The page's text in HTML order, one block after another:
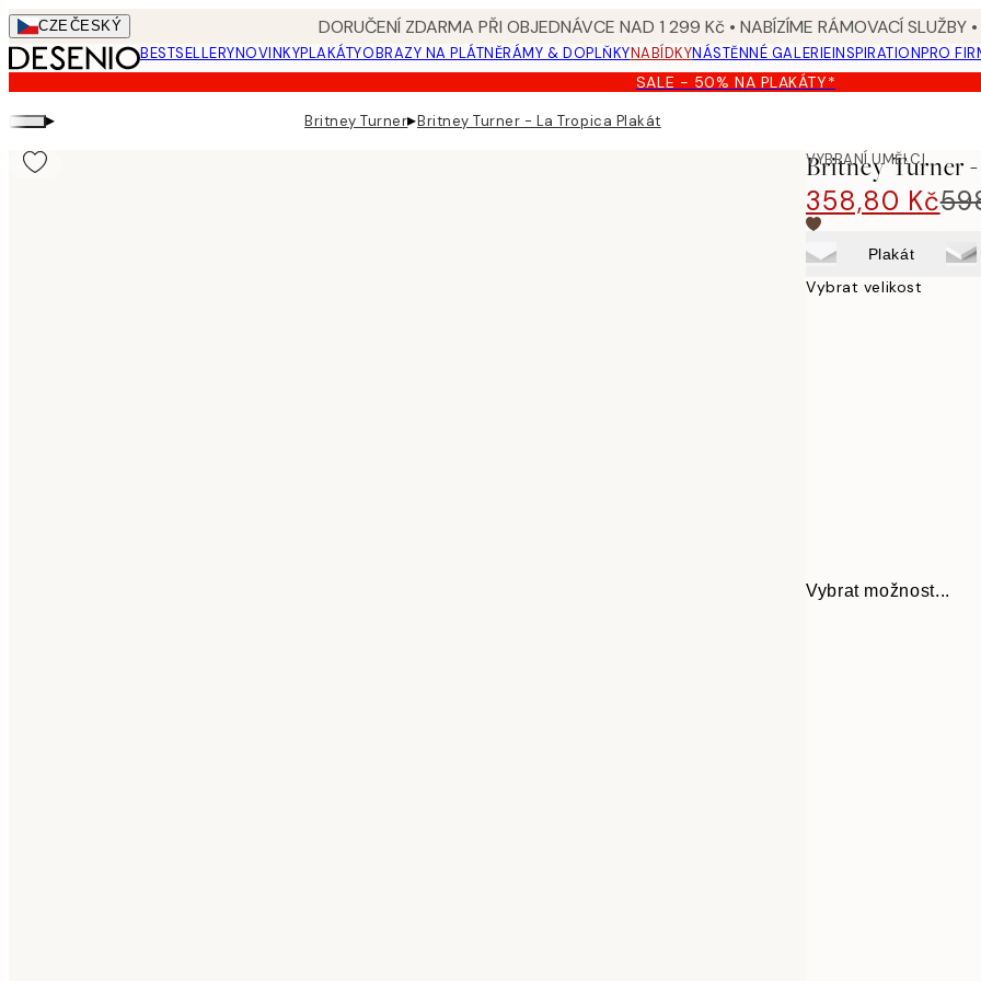
Skip
to
main
content.
CZEČESKÝ DORUČENÍ ZDARMA PŘI OBJEDNÁVCE NAD 1 299 Kč • NABÍZÍME RÁMOVACÍ SLUŽBY
BESTSELLERYNOVINKYPLAKÁTYOBRAZY NA PLÁTNĚRÁMY & DOPLŇKYNABÍDKYNÁSTĚNNÉ GALERIEINSPIRATIONPRO
SALE - 50% NA PLAKÁTY*
▸ Britney Turner▸Britney Turner - La Tropica Plakát
VYBRANÍ UMĚLCI
Britney Turner
358,80 Kč
Plakát
Vybrat velikost
Vybrat možnost...